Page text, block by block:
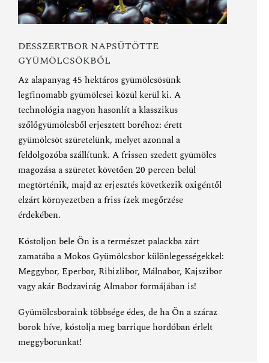
DESSZERTBOR NAPSÜTÖTTE
GYÜMÖLCSÖKBŐL
Az alapanyag 45 hektáros gyümölcsösünk
legfinomabb gyümölcsei közül kerül ki. A
technológia nagyon hasonlít a klasszikus
szőlőgyümölcsből erjesztett boréhoz: érett
gyümölcsöt szüretelünk, melyet azonnal a
feldolgozóba szállítunk. A frissen szedett gyümölcs
magozása a szüretet követően 20 percen belül
megtörténik, majd az erjesztés következik oxigéntől
elzárt környezetben a friss ízek megőrzése
érdekében.
Kóstoljon bele Ön is a természet palackba zárt
zamatába a Mokos Gyümölcsbor különlegességekkel:
Meggybor, Eperbor, Ribizlibor, Málnabor, Kajszibor
vagy akár Bodzavirág Almaborformájában is!
Gyümölcsboraink többsége édes, de ha Ön a száraz
borok híve, kóstolja megbarrique hordóban érlelt
meggyborunkat!